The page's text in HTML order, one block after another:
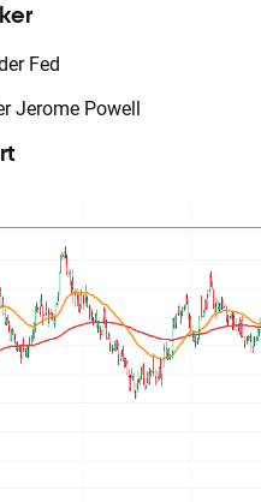
Fed
Jerome Powell